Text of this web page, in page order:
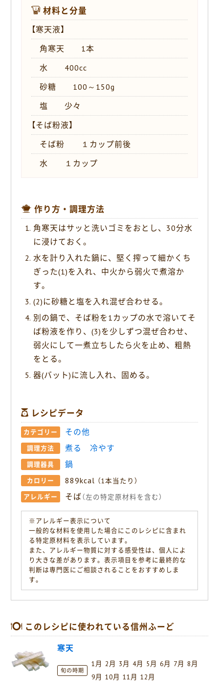
材料と分量
【寒天液】
角寒天 1本
水 400cc
砂糖 100～150g
塩 少々
【そば粉液】
そば粉 １カップ前後
水 １カップ
作り方・調理方法
角寒天はサッと洗いゴミをおとし、30分水
に浸けておく。
水を計り入れた鍋に、堅く搾って細かくち
ぎった(1)を入れ、中火から弱火で煮溶か
す。
(2)に砂糖と塩を入れ混ぜ合わせる。
別の鍋で、そば粉を1カップの水で溶いてそ
ば粉液を作り、(3)を少しずつ混ぜ合わせ、
弱火にして一煮立ちしたら火を止め、粗熱
をとる。
器(バット)に流し入れ、固める。
レシピデータ
カテゴリー その他
調理方法 煮る 冷やす
調理器具 鍋
カロリー 889kcal （1本当たり）
アレルギー そば（左の特定原材料を含む）
※アレルギー表示について
一般的な材料を使用した場合にこのレシピに含まれ
る特定原材料を表示しています。
また、アレルギー物質に対する感受性は、個人によ
り大きな差があります。表示項目を参考に最終的な
判断は専門医にご相談されることをおすすめしま
す。
このレシピに使われている信州ふーど
寒天
旬の時期
1月 2月 3月 4月 5月 6月 7月 8月
9月 10月 11月 12月